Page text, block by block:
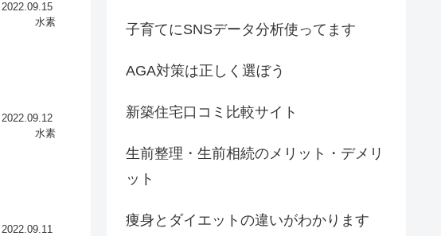
2022.09.15
水素
2022.09.12
水素
2022.09.11
子育てにSNSデータ分析使ってます
AGA対策は正しく選ぼう
新築住宅口コミ比較サイト
生前整理・生前相続のメリット・デメリ
ット
痩身とダイエットの違いがわかります